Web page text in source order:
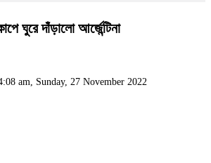
ঘুরে দাঁড়ালো আর্জেন্টিনা
am, Sunday, 27 November 2022